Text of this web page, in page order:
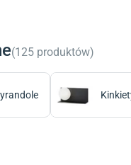
(125 produktów)